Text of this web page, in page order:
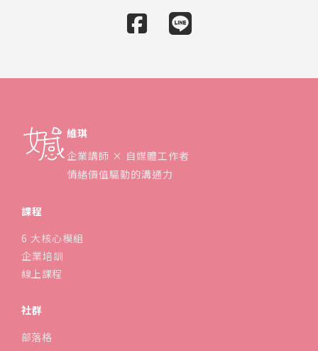
維琪
企業講師 × 自媒體工作者
情緒價值驅動的溝通力
課程
6 大核心模組
企業培訓
線上課程
社群
部落格